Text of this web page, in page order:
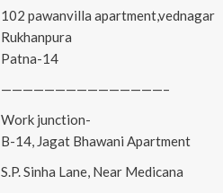
102 pawanvilla apartment,vednagar
Rukhanpura
Patna-14
———————————————–
Work junction-
B-14, Jagat Bhawani Apartment
S.P. Sinha Lane, Near Medicana